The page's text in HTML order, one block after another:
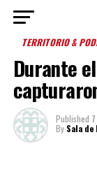
TERRITORIO &
Durante
Published
By Sala de